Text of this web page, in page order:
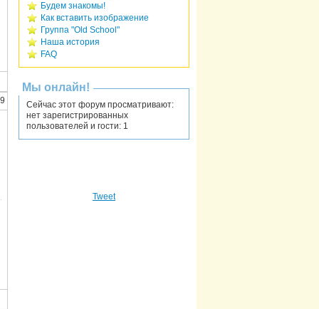
Будем знакомы!
Как вставить изображение
Группа "Old School"
Наша история
FAQ
Мы онлайн!
Сейчас этот форум просматривают:
нет зарегистрированных
пользователей и гости: 1
Tweet